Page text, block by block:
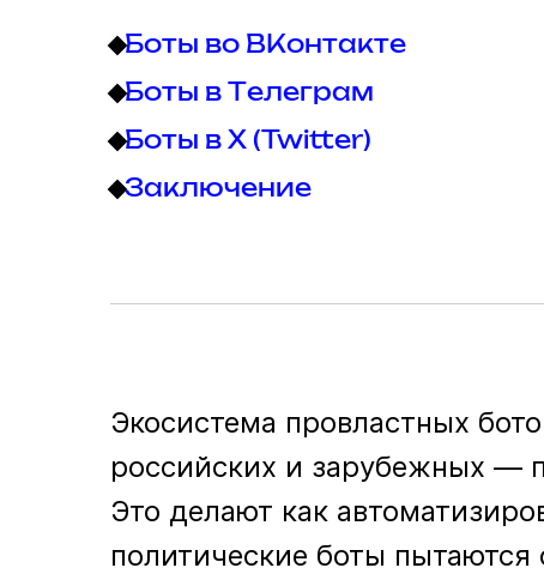
Боты во ВКонтакте
Боты в Телеграм
Боты в X (Twitter)
Заключение
Экосистема провластных
российских и зарубежных —
Это делают как
политические боты